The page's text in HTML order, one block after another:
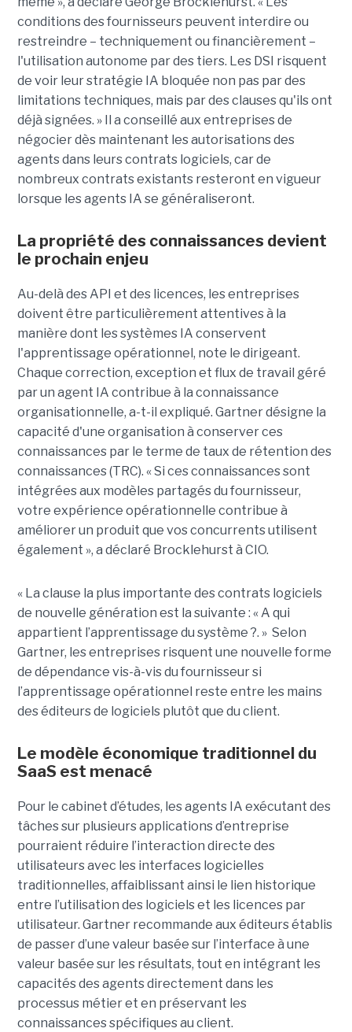
conditions des fournisseurs peuvent interdire ou
restreindre – techniquement ou financièrement – ​​
l'utilisation autonome par des tiers. Les DSI risquent
de voir leur stratégie IA bloquée non pas par des
limitations techniques, mais par des clauses qu'ils ont
déjà signées. » Il a conseillé aux entreprises de
négocier dès maintenant les autorisations des
agents dans leurs contrats logiciels, car de
nombreux contrats existants resteront en vigueur
lorsque les agents IA se généraliseront.
La propriété des connaissances devient
le prochain enjeu
Au-delà des API et des licences, les entreprises
doivent être particulièrement attentives à la
manière dont les systèmes IA conservent
l'apprentissage opérationnel, note le dirigeant.
Chaque correction, exception et flux de travail géré
par un agent IA contribue à la connaissance
organisationnelle, a-t-il expliqué. Gartner désigne la
capacité d'une organisation à conserver ces
connaissances par le terme de taux de rétention des
connaissances (TRC). « Si ces connaissances sont
intégrées aux modèles partagés du fournisseur,
votre expérience opérationnelle contribue à
améliorer un produit que vos concurrents utilisent
également », a déclaré Brocklehurst à CIO.
« La clause la plus importante des contrats logiciels
de nouvelle génération est la suivante : « A qui
appartient l’apprentissage du système ?. » Selon
Gartner, les entreprises risquent une nouvelle forme
de dépendance vis-à-vis du fournisseur si
l’apprentissage opérationnel reste entre les mains
des éditeurs de logiciels plutôt que du client.
Le modèle économique traditionnel du
SaaS est menacé
Pour le cabinet d’études, les agents IA exécutant des
tâches sur plusieurs applications d’entreprise
pourraient réduire l’interaction directe des
utilisateurs avec les interfaces logicielles
traditionnelles, affaiblissant ainsi le lien historique
entre l’utilisation des logiciels et les licences par
utilisateur. Gartner recommande aux éditeurs établis
de passer d’une valeur basée sur l’interface à une
valeur basée sur les résultats, tout en intégrant les
capacités des agents directement dans les
processus métier et en préservant les
connaissances spécifiques au client.